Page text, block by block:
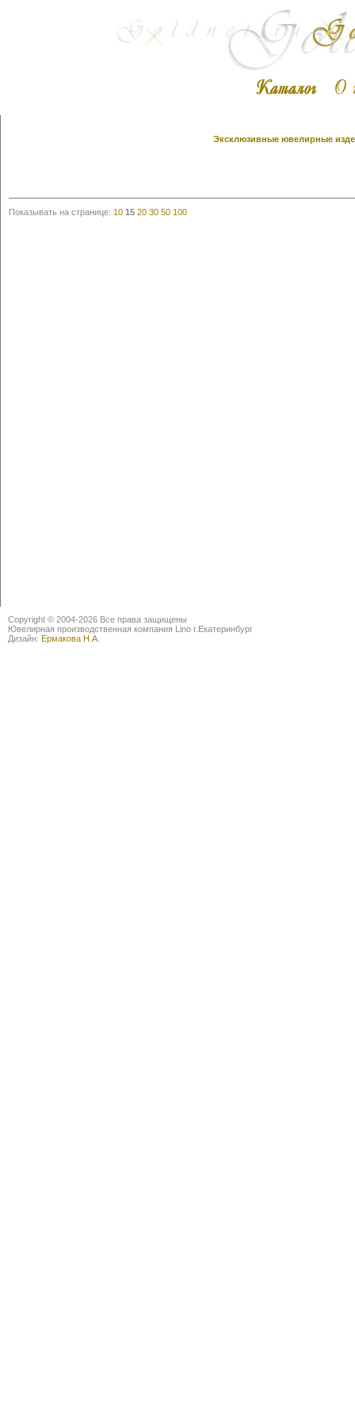
Эксклюзивные ювелирные
Показывать на странице: 10 15 20 30 50 100
Copyright © 2004-2026 Все права защищены
Ювелирная производственная компания Lino г.Екатеринбург
Дизайн: Ермакова Н.А.